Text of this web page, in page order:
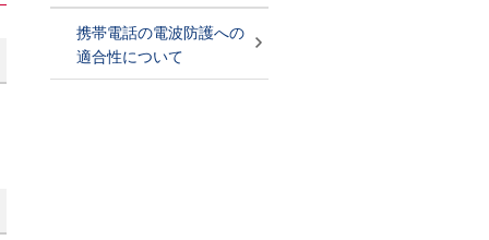
携帯電話の電波防護への
適合性について